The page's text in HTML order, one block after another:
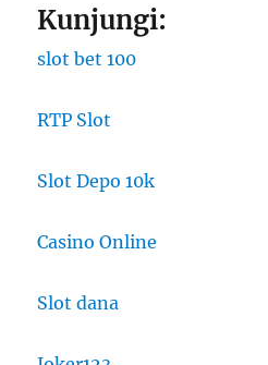
Kunjungi:
slot bet 100
RTP Slot
Slot Depo 10k
Casino Online
Slot dana